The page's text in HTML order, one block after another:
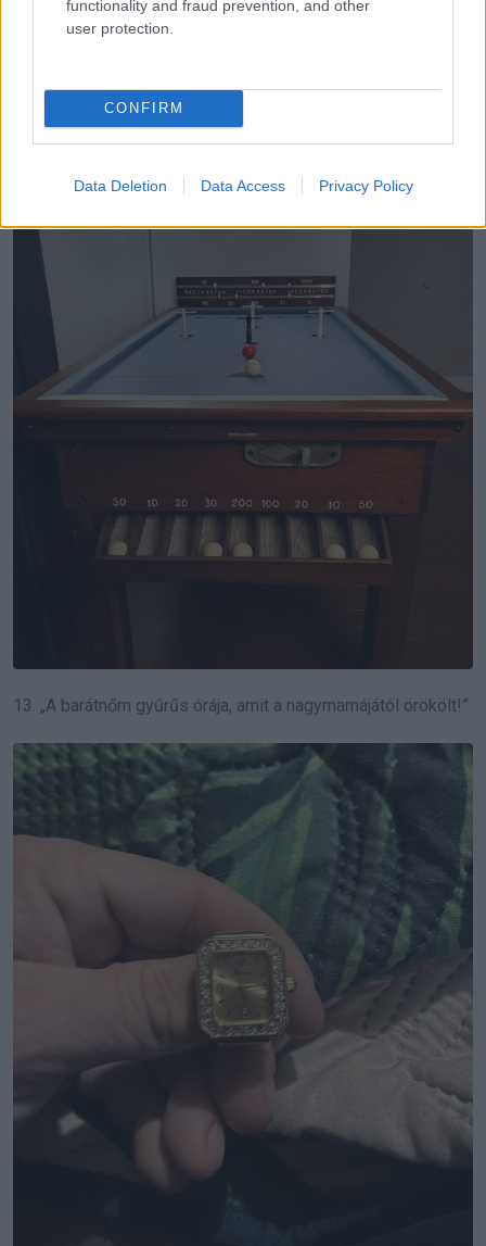
functionality and fraud prevention, and other
user protection.
CONFIRM
Data Deletion Data Access Privacy Policy
vette meg a nagymamám. Én csak megörököltem.”
hiszi, hogy tekeasztalnak hívják… de nem sokat talál arról,
hogy mi ez, vagy hogyan kell játszani. ”
13. „A barátnőm gyűrűs órája, amit a nagymamájától örökölt!”